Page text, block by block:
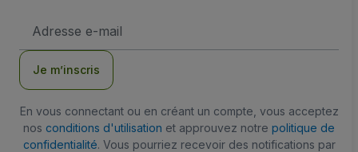
e-
Je m’inscris
En vous connectant ou en créant un compte, vous acceptez
nos conditions d'utilisation et approuvez notre politique de
confidentialité. Vous pourriez recevoir des notifications par